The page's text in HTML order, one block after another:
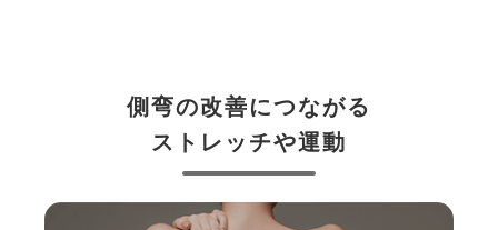
側弯の改善につながる
ストレッチや運動